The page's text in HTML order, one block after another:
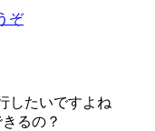
ぞ
したいですよね
るの？